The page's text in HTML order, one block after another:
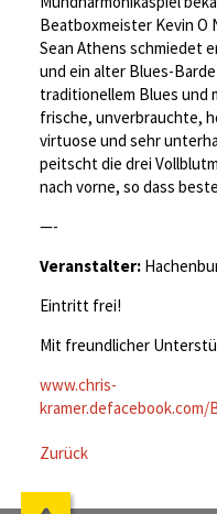
Beatboxmeister Kevin O
Sean Athens schmiedet
und ein alter Blues-
traditionellem Blues und
frische, unverbrauchte,
virtuose und sehr
peitscht die drei
nach vorne, so dass
—-
Veranstalter:
Eintritt frei!
Mit freundlicher
www.chris-
kramer.defacebook.com/
Zurück